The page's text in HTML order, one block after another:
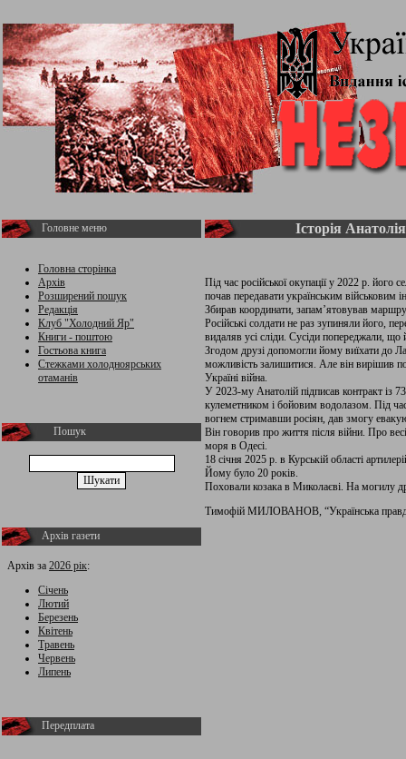
Головне меню
Головна сторінка
Архів
Розширений пошук
Редакція
Клуб "Холодний Яр"
Книги - поштою
Гостьова книга
Стежками холодноярських
отаманів
Пошук
Архів газети
Архів за 2026 рік:
Січень
Лютий
Березень
Квітень
Травень
Червень
Липень
Передплата
Історія
Під час російської окупації у 2022 р.
почав передавати українським військовим
Збирав координати, запам’ятовував
Російські солдати не раз зупиняли його,
видаляв усі сліди. Сусіди попереджали, що
Згодом друзі допомогли йому виїхати до
можливість залишитися. Але він вирішив
Україні війна.
У 2023-му Анатолій підписав контракт із
кулеметником і бойовим водолазом. Під
вогнем стримавши росіян, дав змогу
Він говорив про життя після війни. Про
моря в Одесі.
18 січня 2025 р. в Курській області
Йому було 20 років.
Поховали козака в Миколаєві. На могилу
Тимофій МИЛОВАНОВ, “Українська